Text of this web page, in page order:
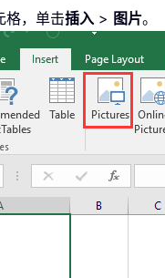
格，单击插入 > 图片。